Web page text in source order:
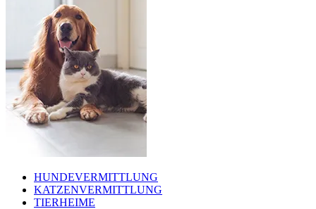
HUNDEVERMITTLUNG
KATZENVERMITTLUNG
TIERHEIME